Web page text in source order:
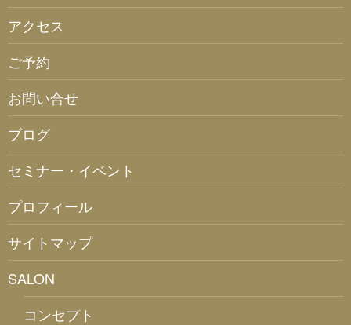
アクセス
ご予約
お問い合せ
ブログ
セミナー・イベント
プロフィール
サイトマップ
SALON
コンセプト